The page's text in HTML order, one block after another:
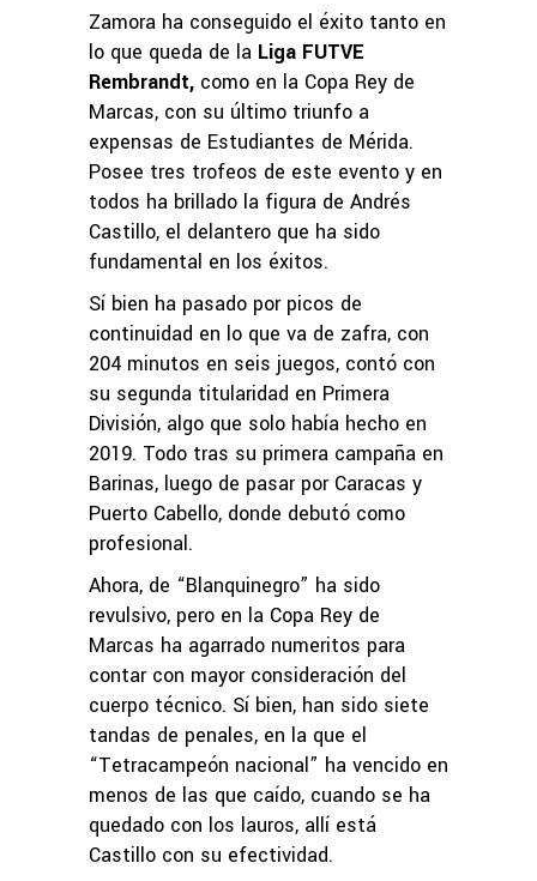
Zamora ha conseguido el éxito tanto en
lo que queda de la Liga FUTVE
Rembrandt, como en la Copa Rey de
Marcas, con su último triunfo a
expensas de Estudiantes de Mérida.
Posee tres trofeos de este evento y en
todos ha brillado la figura de Andrés
Castillo, el delantero que ha sido
fundamental en los éxitos.
Sí bien ha pasado por picos de
continuidad en lo que va de zafra, con
204 minutos en seis juegos, contó con
su segunda titularidad en Primera
División, algo que solo había hecho en
2019. Todo tras su primera campaña en
Barinas, luego de pasar por Caracas y
Puerto Cabello, donde debutó como
profesional.
Ahora, de “Blanquinegro” ha sido
revulsivo, pero en la Copa Rey de
Marcas ha agarrado numeritos para
contar con mayor consideración del
cuerpo técnico. Sí bien, han sido siete
tandas de penales, en la que el
“Tetracampeón nacional” ha vencido en
menos de las que caído, cuando se ha
quedado con los lauros, allí está
Castillo con su efectividad.